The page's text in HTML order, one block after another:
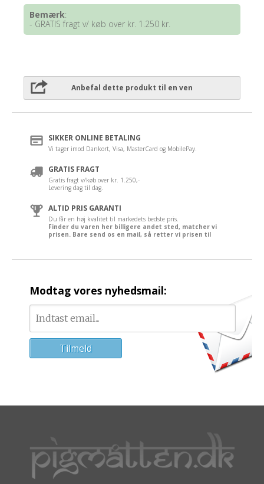
Bemærk:
- GRATIS fragt v/ køb over kr. 1.250 kr.
Anbefal dette produkt til en ven
SIKKER ONLINE BETALING
Vi tager imod Dankort, Visa, MasterCard og MobilePay.
GRATIS FRAGT
Gratis fragt v/køb over kr. 1.250,-
Levering dag til dag.
ALTID PRIS GARANTI
Du får en høj kvalitet til markedets bedste pris.
Finder du varen her billigere andet sted, matcher vi
prisen. Bare send os en mail, så retter vi prisen til
Modtag vores nyhedsmail: